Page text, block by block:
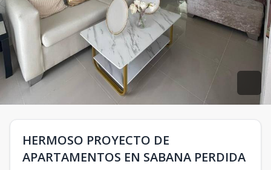
HERMOSO PROYECTO DE
APARTAMENTOS EN SABANA PERDIDA